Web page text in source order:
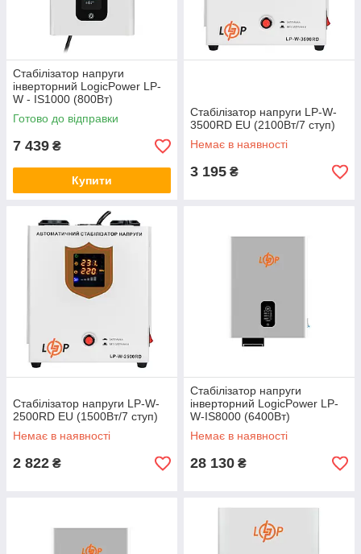
Стабілізатор напруги
інверторний LogicPower LP-
W - IS1000 (800Вт)
Готово до відправки
7 439 ₴
Купити
Стабілізатор напруги LP-W-
3500RD EU (2100Вт/7 ступ)
Немає в наявності
3 195 ₴
Стабілізатор напруги LP-W-
2500RD EU (1500Вт/7 ступ)
Немає в наявності
2 822 ₴
Стабілізатор напруги
інверторний LogicPower LP-
W-IS8000 (6400Вт)
Немає в наявності
28 130 ₴